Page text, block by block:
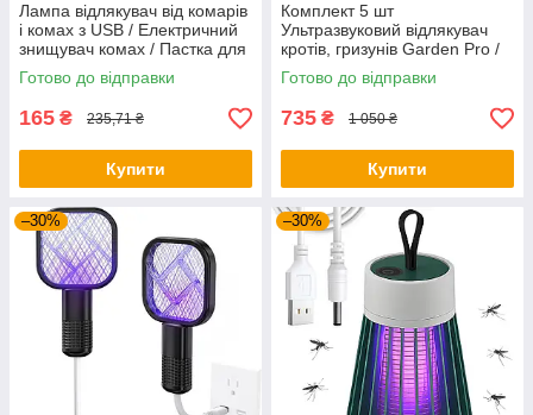
Лампа відлякувач від комарів
і комах з USB / Електричний
знищувач комах / Пастка для
комарів
Готово до відправки
165 ₴ 235,71 ₴
Купити
Комплект 5 шт
Ультразвуковий відлякувач
кротів, гризунів Garden Pro /
Відлякувач на сонячній
батареї
Готово до відправки
735 ₴ 1 050 ₴
Купити
–30% –30%